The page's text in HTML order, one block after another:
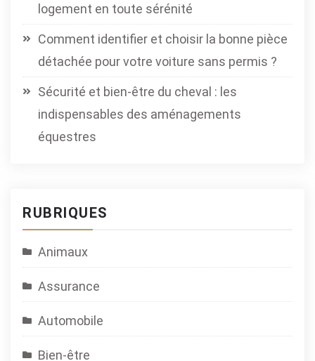
logement en toute sérénité
Comment identifier et choisir la bonne pièce
détachée pour votre voiture sans permis ?
Sécurité et bien-être du cheval : les
indispensables des aménagements
équestres
RUBRIQUES
Animaux
Assurance
Automobile
Bien-être